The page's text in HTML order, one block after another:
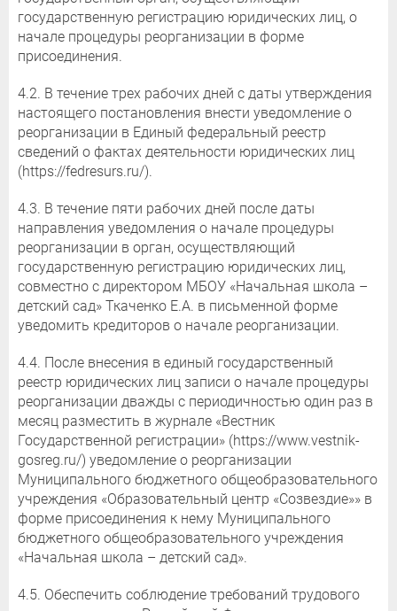
государственную регистрацию юридических лиц, о
начале процедуры реорганизации в форме
присоединения.
4.2. В течение трех рабочих дней с даты утверждения
настоящего постановления внести уведомление о
реорганизации в Единый федеральный реестр
сведений о фактах деятельности юридических лиц
(https://fedresurs.ru/).
4.3. В течение пяти рабочих дней после даты
направления уведомления о начале процедуры
реорганизации в орган, осуществляющий
государственную регистрацию юридических лиц,
совместно с директором МБОУ «Начальная школа –
детский сад» Ткаченко Е.А. в письменной форме
уведомить кредиторов о начале реорганизации.
4.4. После внесения в единый государственный
реестр юридических лиц записи о начале процедуры
реорганизации дважды с периодичностью один раз в
месяц разместить в журнале «Вестник
Государственной регистрации» (https://www.vestnik-
gosreg.ru/) уведомление о реорганизации
Муниципального бюджетного общеобразовательного
учреждения «Образовательный центр «Созвездие»» в
форме присоединения к нему Муниципального
бюджетного общеобразовательного учреждения
«Начальная школа – детский сад».
4.5. Обеспечить соблюдение требований трудового